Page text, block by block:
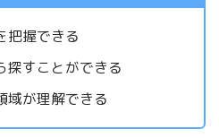
把握できる
探すことができる
域が理解できる